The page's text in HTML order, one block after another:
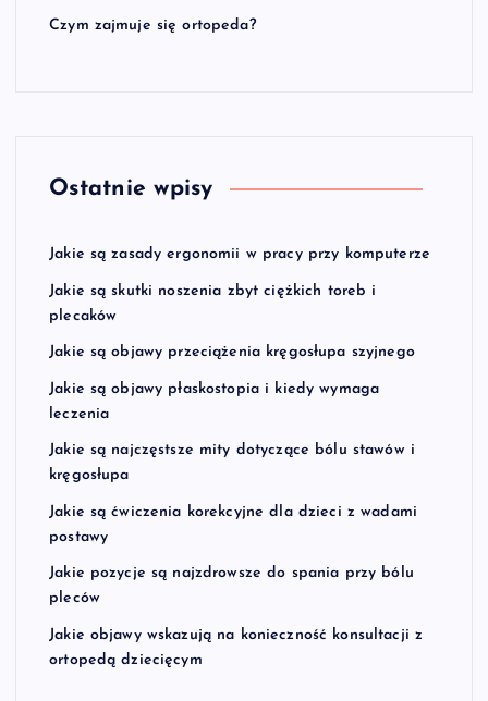
Czym zajmuje się ortopeda?
Ostatnie wpisy
Jakie są zasady ergonomii w pracy przy komputerze
Jakie są skutki noszenia zbyt ciężkich toreb i
plecaków
Jakie są objawy przeciążenia kręgosłupa szyjnego
Jakie są objawy płaskostopia i kiedy wymaga
leczenia
Jakie są najczęstsze mity dotyczące bólu stawów i
kręgosłupa
Jakie są ćwiczenia korekcyjne dla dzieci z wadami
postawy
Jakie pozycje są najzdrowsze do spania przy bólu
pleców
Jakie objawy wskazują na konieczność konsultacji z
ortopedą dziecięcym